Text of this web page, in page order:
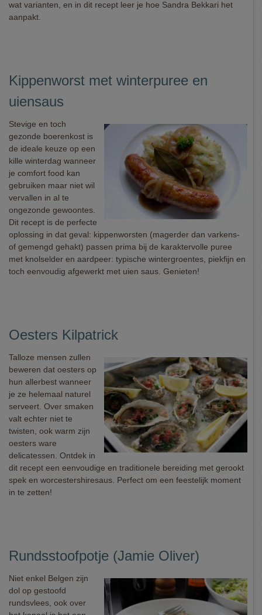
wat varianten, en in dit recept leer je hoe Sandra Bekkari het
aanpakt.
Kippenworst met winterpuree en
uiensaus
Stevige en toch
gezonde boerenkost is
de ideale keuze op een
kille winterdag wanneer
je comfort food kan
gebruiken maar niet wil
vervallen in al te
ongezonde gewoontes.
Dit recept is de perfecte
oplossing in dat geval: kippenworsten (magerder dan varkens-
of gemengd gehakt) passen prima bij de karaktervolle puree
met knolselder en aardpeer: typische wintergroentes, piekfijn en
toch eenvoudig afgewerkt met uien saus. Genieten!
Oesters Kilpatrick
Talloze mensen zullen
beweren dat oesters op
hun allerbest wanneer
je ze helemaal naturel
serveert. Over smaken
valt echter niet te
twisten, ook warm zijn
oesters ware
delicatessen. Ontdek in
dit recept een eenvoudige en traditionele bereiding met gerookt
spek en worcestershiresaus. Perfect om een feestelijk moment
in te zetten!
Rundsstoofpotje (Jamie Oliver)
Niet enkel Belgen zijn
dol op gestoofd
rundsvlees, ook over